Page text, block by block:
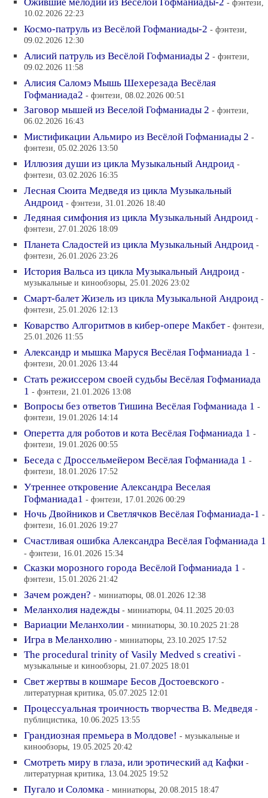
- фэнтези,
10.02.2026 22:23
Космо-патруль из Весёлой Гофманиады-2 - фэнтези,
09.02.2026 12:30
Алисий патруль из Весёлой Гофманиады 2 - фэнтези,
09.02.2026 11:58
Алисия Саломэ Мышь Шехерезада Весёлая
Гофманиада2 - фэнтези, 08.02.2026 00:51
Заговор мышей из Веселой Гофманиады 2 - фэнтези,
06.02.2026 16:43
Мистификации Альмиро из Весёлой Гофманиады 2 -
фэнтези, 05.02.2026 13:50
Иллюзия души из цикла Музыкальный Андроид -
фэнтези, 03.02.2026 16:35
Лесная Сюита Медведя из цикла Музыкальный
Андроид - фэнтези, 31.01.2026 18:40
Ледяная симфония из цикла Музыкальный Андроид -
фэнтези, 27.01.2026 18:09
Планета Сладостей из цикла Музыкальный Андроид -
фэнтези, 26.01.2026 23:26
История Вальса из цикла Музыкальный Андроид -
музыкальные и кинообзоры, 25.01.2026 23:02
Смарт-балет Жизель из цикла Музыкальной Андроид -
фэнтези, 25.01.2026 12:13
Коварство Алгоритмов в кибер-опере Макбет - фэнтези,
25.01.2026 11:55
Александр и мышка Маруся Весёлая Гофманиада 1 -
фэнтези, 20.01.2026 13:44
Стать режиссером своей судьбы Весёлая Гофманиада
1 - фэнтези, 21.01.2026 13:08
Вопросы без ответов Тишина Весёлая Гофманиада 1 -
фэнтези, 19.01.2026 14:14
Оперетта для роботов и кота Весёлая Гофманиада 1 -
фэнтези, 19.01.2026 00:55
Беседа с Дроссельмейером Весёлая Гофманиада 1 -
фэнтези, 18.01.2026 17:52
Утреннее откровение Александра Веселая
Гофманиада1 - фэнтези, 17.01.2026 00:29
Ночь Двойников и Светлячков Весёлая Гофманиада-1 -
фэнтези, 16.01.2026 19:27
Cчастливая ошибка Александра Весёлая Гофманиада 1
- фэнтези, 16.01.2026 15:34
Cказки морозного города Весёлой Гофманиада 1 -
фэнтези, 15.01.2026 21:42
Зачем рожден? - миниатюры, 08.01.2026 12:38
Меланхолия надежды - миниатюры, 04.11.2025 20:03
Вариации Меланхолии - миниатюры, 30.10.2025 21:28
Игра в Меланхолию - миниатюры, 23.10.2025 17:52
The procedural trinity of Vasily Medved s creativi -
музыкальные и кинообзоры, 21.07.2025 18:01
Свет жертвы в кошмаре Бесов Достоевского -
литературная критика, 05.07.2025 12:01
Процессуальная троичность творчества В. Медведя -
публицистика, 10.06.2025 13:55
Грандиозная премьера в Молдове! - музыкальные и
кинообзоры, 19.05.2025 20:42
Смотреть миру в глаза, или эротический ад Кафки -
литературная критика, 13.04.2025 19:52
Пугало и Соломка - миниатюры, 20.08.2015 18:47